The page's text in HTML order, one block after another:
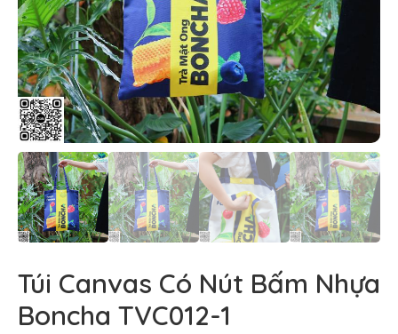
Túi Canvas Có Nút Bấm Nhựa
Boncha TVC012-1